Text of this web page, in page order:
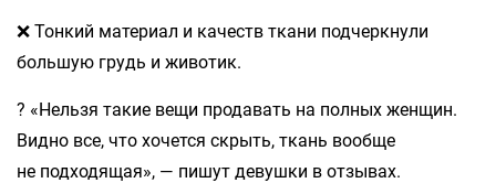
❌ Тонкий материал и качеств ткани подчеркнули
большую грудь и животик.
? «Нельзя такие вещи продавать на полных женщин.
Видно все, что хочется скрыть, ткань вообще
не подходящая», — пишут девушки в отзывах.